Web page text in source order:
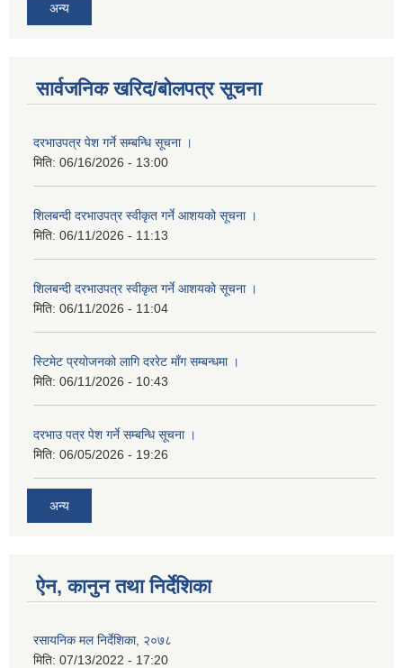
अन्य
सार्वजनिक खरिद/बोलपत्र सूचना
दरभाउपत्र पेश गर्ने सम्बन्धि सूचना ।
मिति: 06/16/2026 - 13:00
शिलबन्दी दरभाउपत्र स्वीकृत गर्ने आशयको सूचना ।
मिति: 06/11/2026 - 11:13
शिलबन्दी दरभाउपत्र स्वीकृत गर्ने आशयको सूचना ।
मिति: 06/11/2026 - 11:04
स्टिमेट प्रयोजनको लागि दररेट माँग सम्बन्धमा ।
मिति: 06/11/2026 - 10:43
दरभाउ पत्र पेश गर्ने सम्बन्धि सूचना ।
मिति: 06/05/2026 - 19:26
अन्य
ऐन, कानुन तथा निर्देशिका
रसायनिक मल निर्देशिका, २०७८
मिति: 07/13/2022 - 17:20